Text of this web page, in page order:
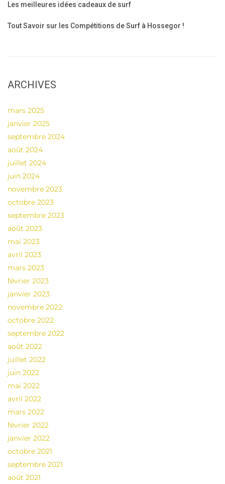
Les meilleures idées cadeaux de surf
Tout Savoir sur les Compétitions de Surf à Hossegor !
ARCHIVES
mars 2025
janvier 2025
septembre 2024
août 2024
juillet 2024
juin 2024
novembre 2023
octobre 2023
septembre 2023
août 2023
mai 2023
avril 2023
mars 2023
février 2023
janvier 2023
novembre 2022
octobre 2022
septembre 2022
août 2022
juillet 2022
juin 2022
mai 2022
avril 2022
mars 2022
février 2022
janvier 2022
octobre 2021
septembre 2021
août 2021